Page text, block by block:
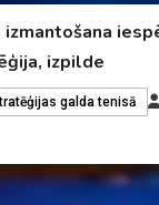
izpilde
galda tenisā